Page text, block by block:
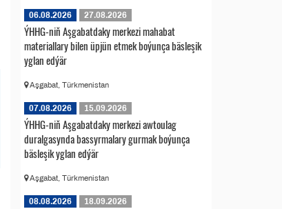
06.08.2026 27.08.2026
ÝHHG-niň Aşgabatdaky merkezi mahabat
materiallary bilen üpjün etmek boýunça bäsleşik
yglan edýär
Aşgabat, Türkmenistan
07.08.2026 15.09.2026
ÝHHG-niň Aşgabatdaky merkezi awtoulag
duralgasynda bassyrmalary gurmak boýunça
bäsleşik yglan edýär
Aşgabat, Türkmenistan
08.08.2026 18.09.2026